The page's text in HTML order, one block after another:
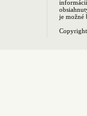
je možné